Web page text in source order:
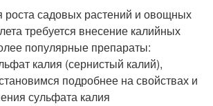
садовых растений и овощных
требуется внесение калийных
популярные препараты:
калия (сернистый калий),
подробнее на свойствах и
сульфата калия